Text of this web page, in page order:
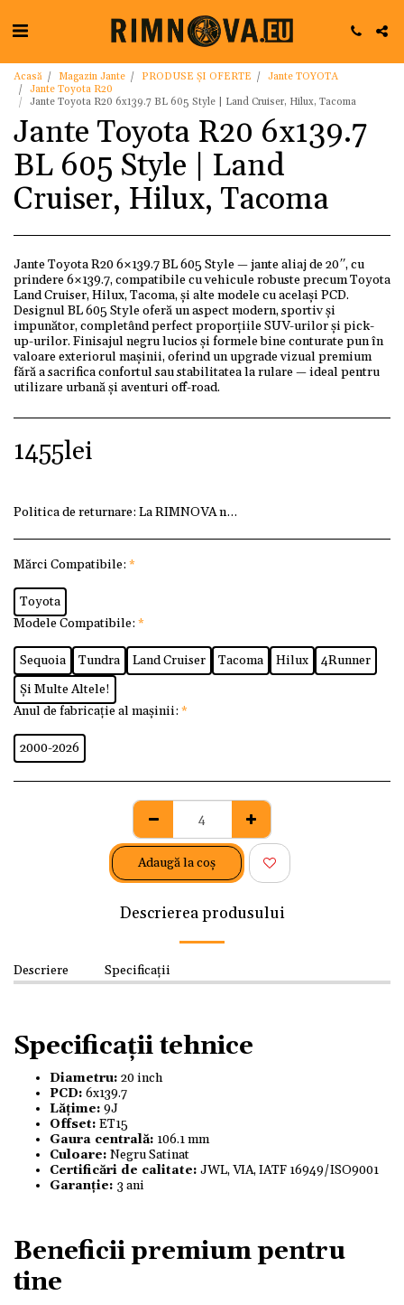
Acasă Magazin Jante PRODUSE ȘI OFERTE
Jante TOYOTA
Jante Toyota R20
Jante Toyota R20 6x139.7 BL 605 Style | Land Cruiser, Hilux, Tacoma
Jante Toyota R20 6x139.7
BL 605 Style | Land
Cruiser, Hilux, Tacoma
Jante Toyota R20 6×139.7 BL 605 Style — jante aliaj de 20″, cu
prindere 6×139.7, compatibile cu vehicule robuste precum Toyota
Land Cruiser, Hilux, Tacoma, și alte modele cu același PCD.
Designul BL 605 Style oferă un aspect modern, sportiv și
impunător, completând perfect proporțiile SUV-urilor și pick-
up-urilor. Finisajul negru lucios și formele bine conturate pun în
valoare exteriorul mașinii, oferind un upgrade vizual premium
fără a sacrifica confortul sau stabilitatea la rulare — ideal pentru
utilizare urbană și aventuri off-road.
1455lei
Politica de returnare: La RIMNOVA ne dorim ca fiecare
Mărci Compatibile: *
Toyota
Modele Compatibile: *
Sequoia Tundra Land Cruiser Tacoma Hilux
4Runner
Și Multe Altele!
Anul de fabricație al mașinii: *
2000-2026
Adaugă la coş
Descrierea produsului
Descriere Specificații
Specificații tehnice
Diametru: 20 inch
PCD: 6x139.7
Lățime: 9J
Offset: ET15
Gaura centrală: 106.1 mm
Culoare: Negru Satinat
Certificări de calitate: JWL, VIA, IATF 16949/ISO9001
Garanție: 3 ani
Beneficii premium pentru
tine